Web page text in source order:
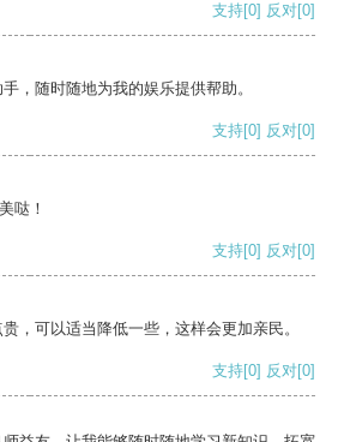
支持[0] 反对[0]
，随时随地为我的娱乐提供帮助。
支持[0] 反对[0]
哒！
支持[0] 反对[0]
，可以适当降低一些，这样会更加亲民。
支持[0] 反对[0]